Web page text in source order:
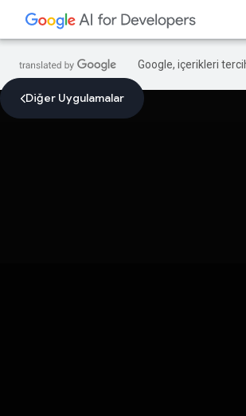
Google, içerikleri
Diğer Uygulamalar